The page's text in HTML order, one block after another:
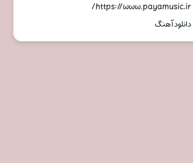
https://www.payamusic.ir/
دانلود آهنگ